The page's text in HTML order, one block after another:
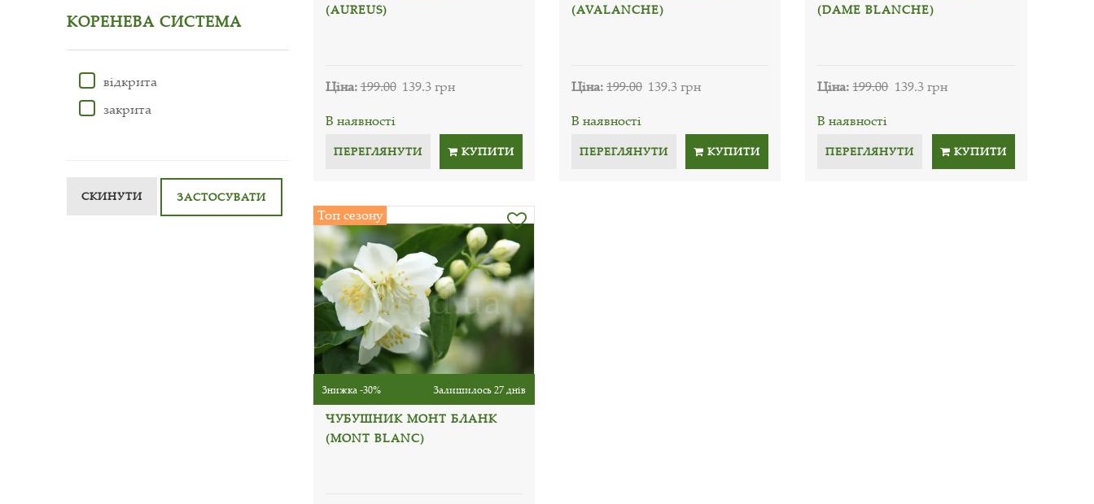
КОРЕНЕВА СИСТЕМА
відкрита
закрита
СКИНУТИ ЗАСТОСУВАТИ
(AUREUS)
Ціна:199.00 139.3 грн
В наявності
ПЕРЕГЛЯНУТИ КУПИТИ
(AVALANCHE)
Ціна:199.00 139.3 грн
В наявності
ПЕРЕГЛЯНУТИ КУПИТИ
(DAME BLANCHE)
Ціна:199.00 139.3 грн
В наявності
ПЕРЕГЛЯНУТИ КУПИТИ
Топ сезону
Знижка -30% Залишилось 27 днів
ЧУБУШНИК МОНТ БЛАНК
(MONT BLANC)